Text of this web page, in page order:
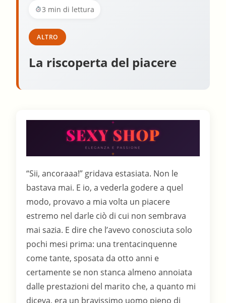
3 min di lettura
ALTRO
La riscoperta del piacere
“Sii, ancoraaa!” gridava estasiata. Non le
bastava mai. E io, a vederla godere a quel
modo, provavo a mia volta un piacere
estremo nel darle ciò di cui non sembrava
mai sazia. E dire che l’avevo conosciuta solo
pochi mesi prima: una trentacinquenne
come tante, sposata da otto anni e
certamente se non stanca almeno annoiata
dalle prestazioni del marito che, a quanto mi
diceva, era un bravissimo uomo pieno di